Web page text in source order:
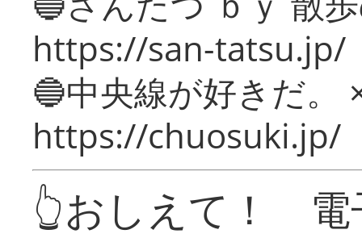
https://san-tatsu.jp/
🔵中央線が好きだ。
https://chuosuki.jp/
👆おしえて！ 電